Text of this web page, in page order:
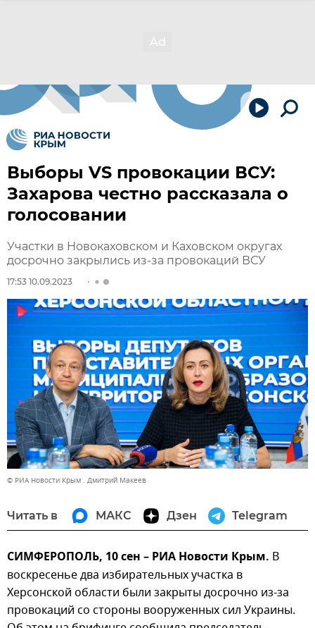
Выборы VS провокации ВСУ:
Захарова честно рассказала о
голосовании
Участки в Новокаховском и Каховском округах
досрочно закрылись из-за провокаций ВСУ
17:53 10.09.2023
© РИА Новости Крым . Дмитрий Макеев
Читать в МАКС Дзен Telegram
СИМФЕРОПОЛЬ, 10 сен – РИА Новости Крым. В
воскресенье два избирательных участка в
Херсонской области были закрыты досрочно из-за
провокаций со стороны вооруженных сил Украины.